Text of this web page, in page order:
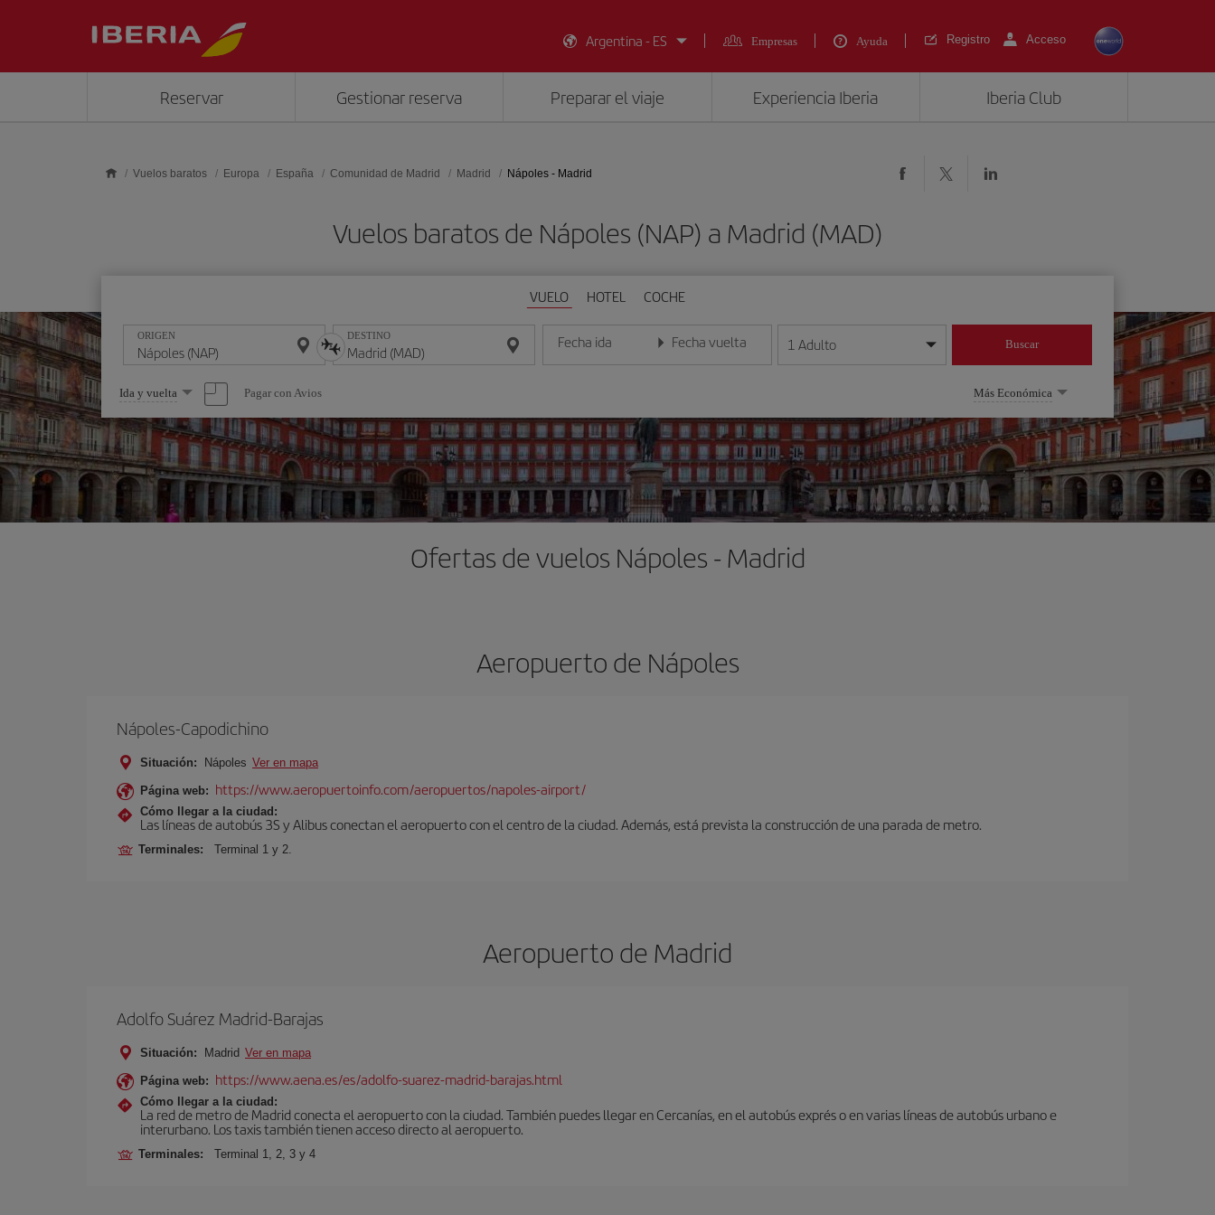
Argentina - ES
Empresas Ayuda Registro Acceso
Reservar Gestionar reserva Preparar el viaje Experiencia Iberia Iberia Club
Vuelos baratos Europa España Comunidad de Madrid Madrid Nápoles - Madrid
Vuelos baratos de Nápoles (NAP) a Madrid (MAD)
VUELO HOTEL COCHE
ORIGEN DESTINO Fecha ida
Introduce la fecha en formato día/mes/año
Fecha vuelta
Introduce la fecha en formato día/mes/año
1 Adulto Buscar
Seleccione
una
opción
Ida y vuelta Pagar con Avios Más Económica
Ofertas de vuelos Nápoles - Madrid
Aeropuerto de Nápoles
Nápoles-Capodichino
Situación: Nápoles Ver en mapa
Página web: https://www.aeropuertoinfo.com/aeropuertos/napoles-airport/
Cómo llegar a la ciudad:
Las líneas de autobús 3S y Alibus conectan el aeropuerto con el centro de la ciudad. Además, está prevista la construcción de una parada de metro.
Terminales: Terminal 1 y 2.
Aeropuerto de Madrid
Adolfo Suárez Madrid-Barajas
Situación: Madrid Ver en mapa
Página web: https://www.aena.es/es/adolfo-suarez-madrid-barajas.html
Cómo llegar a la ciudad:
La red de metro de Madrid conecta el aeropuerto con la ciudad. También puedes llegar en Cercanías, en el autobús exprés o en varias líneas de autobús urbano e
interurbano. Los taxis también tienen acceso directo al aeropuerto.
Terminales: Terminal 1, 2, 3 y 4